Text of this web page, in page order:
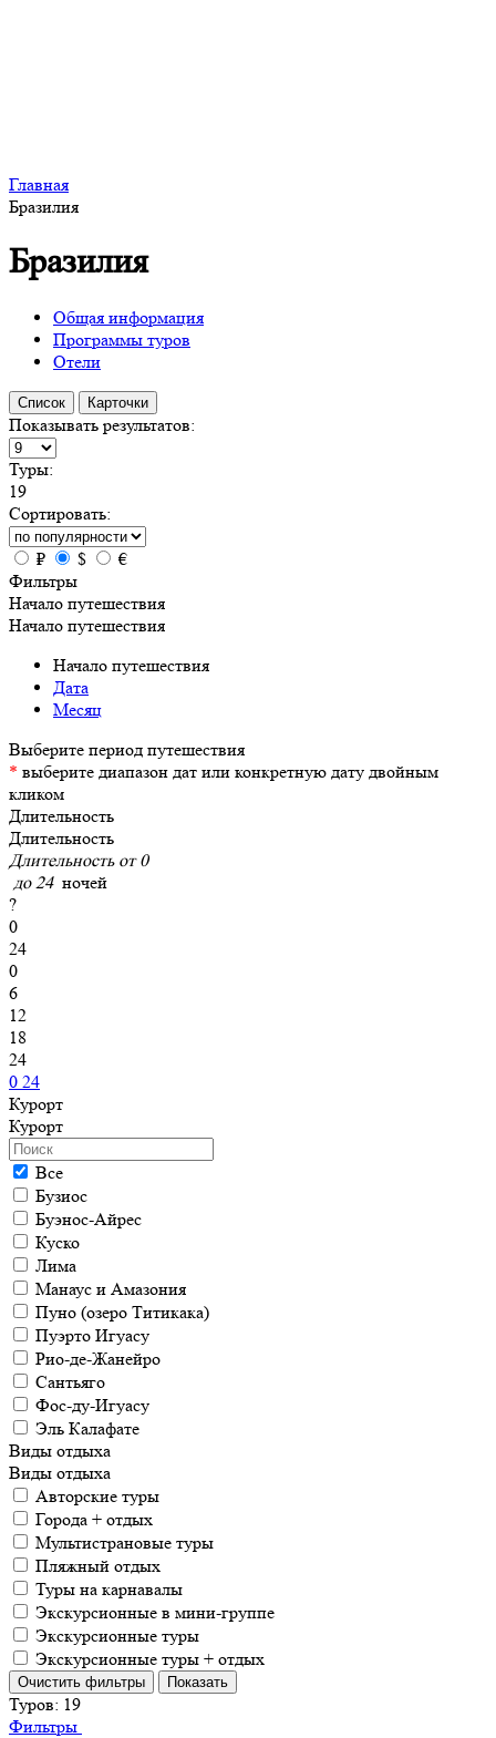
Главная
Бразилия
Бразилия
Общая информация
Программы туров
Отели
Список Карточки
Показывать результатов:
Туры:
19
Сортировать:
₽ $
€
Фильтры
Начало путешествия
Начало путешествия
Начало путешествия
Дата
Месяц
* выберите диапазон дат или конкретную дату двойным
кликом
Длительность
Длительность
Длительность от0
до24 ночей
?
0
24
0
6
12
18
24
0 24
Курорт
Курорт
Все
Бузиос
Буэнос-Айрес
Куско
Лима
Манаус и Амазония
Пуно (озеро Титикака)
Пуэрто Игуасу
Рио-де-Жанейро
Сантьяго
Фос-ду-Игуасу
Эль Калафате
Виды отдыха
Виды отдыха
Авторские туры
Города + отдых
Мультистрановые туры
Пляжный отдых
Туры на карнавалы
Экскурсионные в мини-группе
Экскурсионные туры
Экскурсионные туры + отдых
Туров: 19
Фильтры